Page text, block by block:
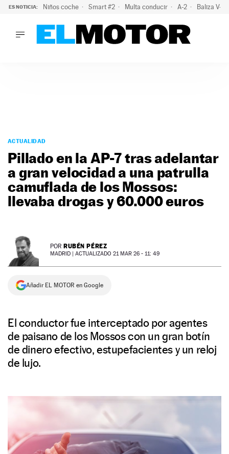
ES NOTICIA: Niños coche Smart #2 Multa conducir A-2 Baliza V-
PODCAST
MOTOS
TECNOLOGÍA
SUPERCOCHES
MOTORTV
NEWSLETTER
ACTUALIDAD
Pillado en la AP-7 tras adelantar
a gran velocidad a una patrulla
camuflada de los Mossos:
llevaba drogas y 60.000 euros
POR RUBÉN PÉREZ
MADRID | ACTUALIZADO 21 MAR 26 - 11: 49
Añadir EL MOTOR en Google
El conductor fue interceptado por agentes
de paisano de los Mossos con un gran botín
de dinero efectivo, estupefacientes y un reloj
de lujo.